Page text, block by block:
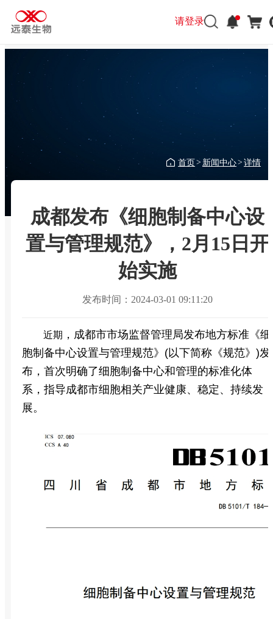
请登录
首页> 新闻中心>详情
成都发布《细胞制备中心设
置与管理规范》，2月15日开
始实施
发布时间：2024-03-01 09:11:20
近期 ，成都市市场监督管理局发布地方标准《细
胞制备中心设置与管理规范》(以下简称《规范》)发
布，首次明确了细胞制备中心和管理的标准化体
系，指导成都市细胞相关产业健康、稳定、持续发
展。